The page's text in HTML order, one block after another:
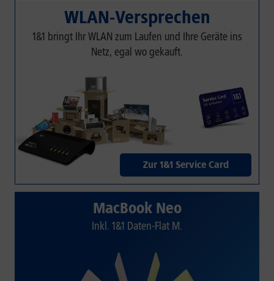
WLAN-Versprechen
1&1 bringt Ihr WLAN zum Laufen und Ihre Geräte ins
Netz, egal wo gekauft.
Zur 1&1 Service Card
MacBook Neo
Inkl. 1&1 Daten-Flat M.